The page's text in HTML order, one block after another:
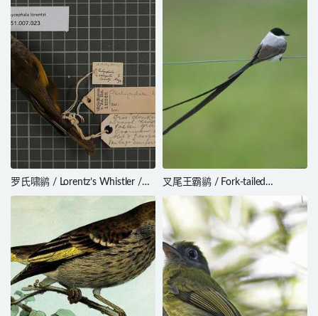
罗氏啸鹟 / Lorentz’s Whistler /
Pachycephala lorentzi
叉尾王霸鹟 / Fork-tailed
Flycatcher / Tyrannus savana